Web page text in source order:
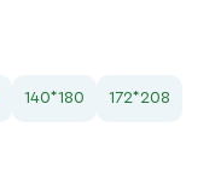
140*180 172*208